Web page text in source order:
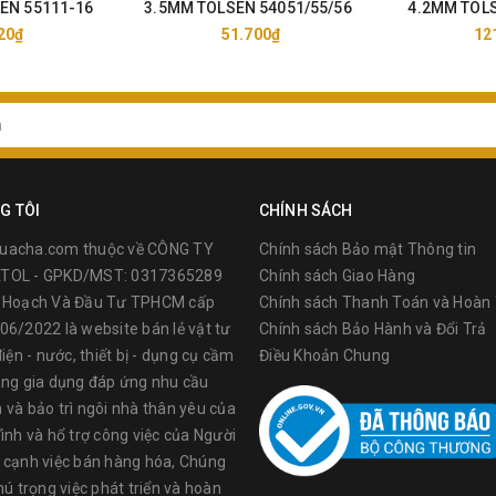
55111-16
3.5MM TOLSEN 54051/55/56
51.700₫
4.2MM
TÔI
thuộc về CÔNG TY
- GPKD/MST: 0317365289
Hoạch Và Đầu Tư TPHCM cấp
2022 là website bán lẻ vật tư
- nước, thiết bị - dụng cụ cầm
gia dụng đáp ứng nhu cầu
và bảo trì ngôi nhà thân yêu của
và hổ trợ công việc của Người
việc bán hàng hóa, Chúng
trọng việc phát triển và hoàn
CHÍNH SÁCH
Chính sách Bảo mật Thông tin
Chính sách Giao Hàng
Chính sách Thanh Toán và Hoàn
Chính sách Bảo Hành và Đổi Trả
Điều Khoản Chung